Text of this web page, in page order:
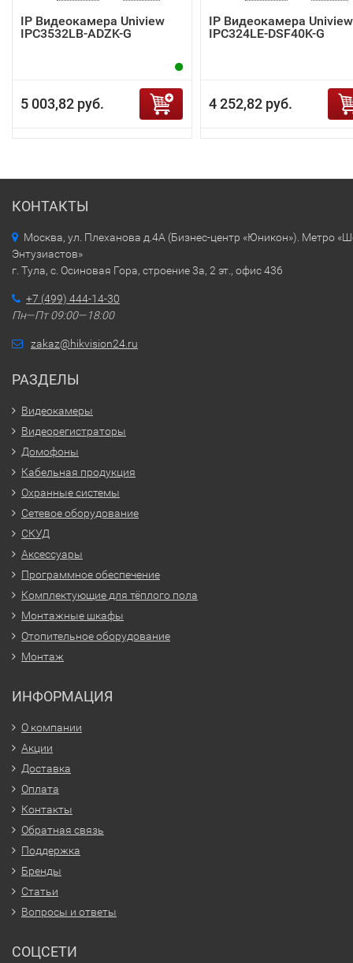
IP Видеокамера Uniview
IPC3532LB-ADZK-G
5 003,82 руб.
IP Видеокамера Uniview
IPC324LE-DSF40K-G
4 252,82 руб.
КОНТАКТЫ
Москва, ул. Плеханова д.4А (Бизнес-центр «Юникон»). Метро
Энтузиастов»
г. Тула, с. Осиновая Гора, строение 3а, 2 эт., офис 436
+7 (499) 444-14-30
Пн—Пт 09:00—18:00
zakaz@hikvision24.ru
РАЗДЕЛЫ
Видеокамеры
Видеорегистраторы
Домофоны
Кабельная продукция
Охранные системы
Сетевое оборудование
СКУД
Аксессуары
Программное обеспечение
Комплектующие для тёплого пола
Монтажные шкафы
Отопительное оборудование
Монтаж
ИНФОРМАЦИЯ
О компании
Акции
Доставка
Оплата
Контакты
Обратная связь
Поддержка
Бренды
Статьи
Вопросы и ответы
СОЦСЕТИ